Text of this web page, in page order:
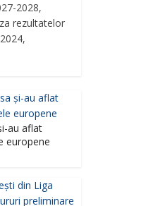
2028,
rezultatelor
au aflat
europene